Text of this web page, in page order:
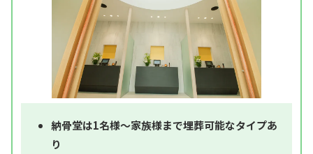
納骨堂は1名様～家族様まで埋葬可能なタイプあ
り